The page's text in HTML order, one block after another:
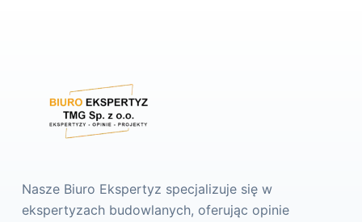
Nasze Biuro Ekspertyz specjalizuje się w
ekspertyzach budowlanych, oferując opinie